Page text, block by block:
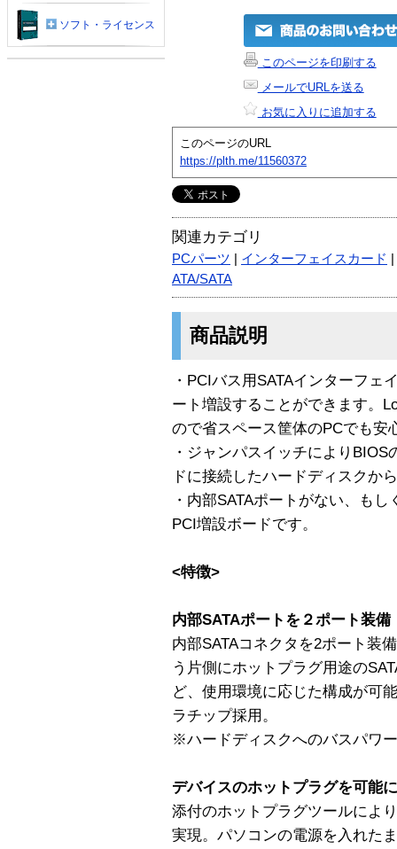
このページを印刷する
メールでURLを送る
お気に入りに追加する
このページのURL
https://plth.me/11560372
関連カテゴリ
PCパーツ インターフェイスカード
ATA/SATA
商品説明
・PCIバス用SATAインターフェ
ート増設することができます。
ので省スペース筐体のPCでも安
・ジャンパスイッチにより
ドに接続したハードディスクか
・内部SATAポートがない、も
PCI増設ボードです。
<特徴>
内部SATAポートを２ポート装備
内部SATAコネクタを2ポート装
う片側にホットプラグ用途の
ど、使用環境に応じた構成が可
ラチップ採用。
※ハードディスクへのバスパワ
デバイスのホットプラグを可能
添付のホットプラグツールによ
実現。パソコンの電源を入れた
ソフト・ライセンス